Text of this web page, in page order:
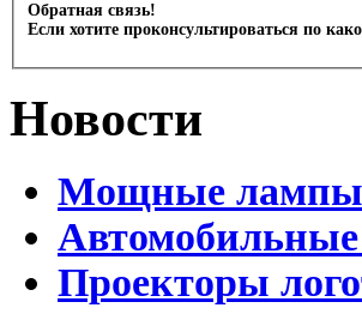
Обратная связь!
Если хотите проконсультироваться по
Новости
Мощные лампы
Проекторы